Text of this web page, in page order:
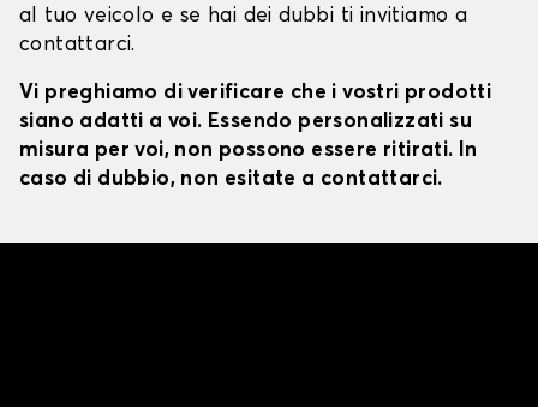
al tuo veicolo e se hai dei dubbi ti invitiamo a
contattarci.
Vi preghiamo di verificare che i vostri prodotti
siano adatti a voi. Essendo personalizzati su
misura per voi, non possono essere ritirati. In
caso di dubbio, non esitate a contattarci.